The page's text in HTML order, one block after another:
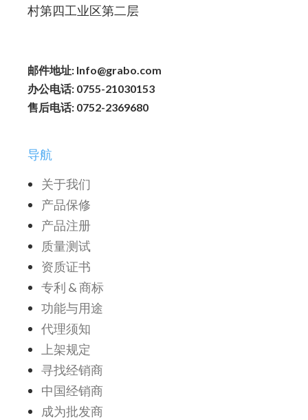
村第四工业区第二层
邮件地址: Info@grabo.com
办公电话: 0755-21030153
售后电话: 0752-2369680
导航
关于我们
产品保修
产品注册
质量测试
资质证书
专利 & 商标
功能与用途
代理须知
上架规定
寻找经销商
中国经销商
成为批发商